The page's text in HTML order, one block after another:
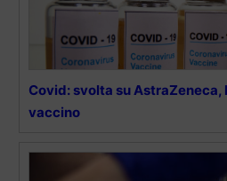
Covid: svolta su AstraZeneca,
vaccino